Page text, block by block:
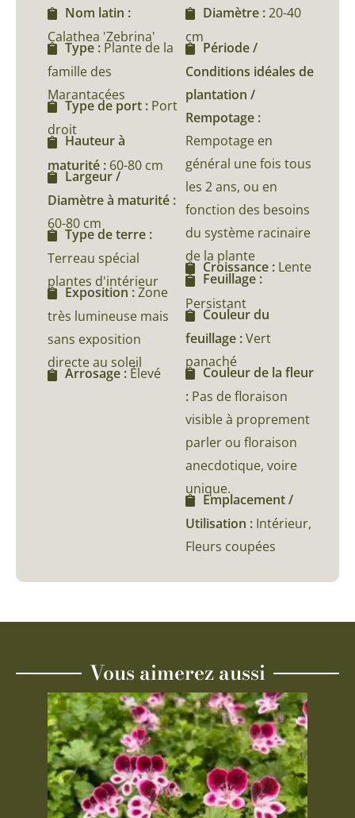
Nom latin :
Calathea 'Zebrina'
Type : Plante de la
famille des
Marantacées
Type de port : Port
droit
Hauteur à
maturité : 60-80 cm
Largeur /
Diamètre à maturité :
60-80 cm
Type de terre :
Terreau spécial
plantes d'intérieur
Exposition :Zone
très lumineuse mais
sans exposition
directe au soleil
Arrosage : Élevé
Diamètre :20-40
cm
Période /
Conditions idéales de
plantation /
Rempotage :
Rempotage en
général une fois tous
les 2 ans, ou en
fonction des besoins
du système racinaire
de la plante
Croissance : Lente
Feuillage :
Persistant
Couleur du
feuillage :Vert
panaché
Couleur de la fleur
: Pas de floraison
visible à proprement
parler ou floraison
anecdotique, voire
unique.
Emplacement /
Utilisation : Intérieur,
Fleurs coupées
Vous aimerez aussi